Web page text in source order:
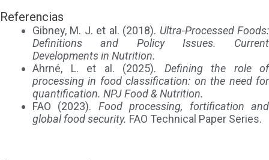
Referencias
Gibney, M. J. et al. (2018). Ultra-Processed Foods:
Definitions and Policy Issues.
Current
Developments in Nutrition.
Ahrné, L. et al. (2025). Defining the role of
processing in food classification: on the need for
quantification. NPJ Food & Nutrition.
FAO (2023). Food processing, fortification and
global food security. FAO Technical Paper Series.